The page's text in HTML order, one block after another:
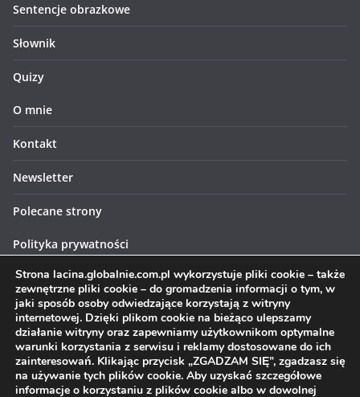
Sentencje obrazkowe
Słownik
Quizy
O mnie
Kontakt
Newsletter
Polecane strony
Polityka prywatności
Polityka cookies
Prawa autorskie © 2026Łacina globalnie. Wszystkie prawa
zastrzeżone.
Strona lacina.globalnie.com.pl wykorzystuje pliki cookie – także
zewnętrzne pliki cookie – do gromadzenia informacji o tym, w
jaki sposób osoby odwiedzające korzystają z witryny
internetowej. Dzięki plikom cookie na bieżąco ulepszamy
działanie witryny oraz zapewniamy użytkownikom optymalne
warunki korzystania z serwisu i reklamy dostosowane do ich
zainteresowań. Klikając przycisk „ZGADZAM SIĘ”, zgadzasz się
na używanie tych plików cookie. Aby uzyskać szczegółowe
informacje o korzystaniu z plików cookie albo w dowolnej